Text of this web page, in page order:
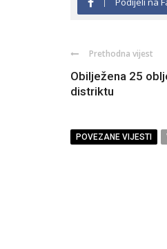
Prethodna vijest
Obilježena 25
distriktu
POVEZANE VIJESTI